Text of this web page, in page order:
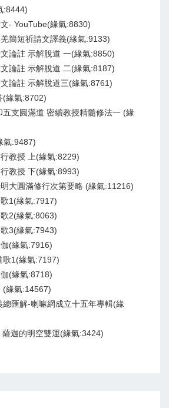
:8444)
- YouTube(緣氣:8830)
簡短祈請文譯義(緣氣:9133)
論註 示解脫道 一(緣氣:8850)
論註 示解脫道 二(緣氣:8187)
論註 示解脫道三(緣氣:8761)
緣氣:8702)
支圓滿道 密續教授精髓修法一 (緣
氣:9487)
教授 上(緣氣:8229)
教授 下(緣氣:8993)
大圓滿修行次第要略 (緣氣:11216)
1(緣氣:7917)
2(緣氣:8063)
3(緣氣:7943)
(緣氣:7916)
1(緣氣:7197)
(緣氣:8718)
緣氣:14567)
匯解-喇嘛網成立十五年專輯(緣
迦的明空雙運(緣氣:3424)